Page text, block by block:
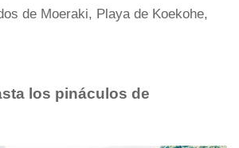
de Moeraki, Playa de Koekohe,
los pináculos de